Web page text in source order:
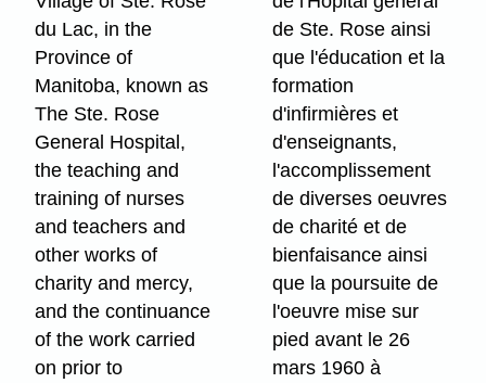
du Lac, in the
Province of
Manitoba, known as
The Ste. Rose
General Hospital,
the teaching and
training of nurses
and teachers and
other works of
charity and mercy,
and the continuance
of the work carried
on prior to
de Ste. Rose ainsi
que l'éducation et la
formation
d'infirmières et
d'enseignants,
l'accomplissement
de diverses oeuvres
de charité et de
bienfaisance ainsi
que la poursuite de
l'oeuvre mise sur
pied avant le 26
mars 1960 à